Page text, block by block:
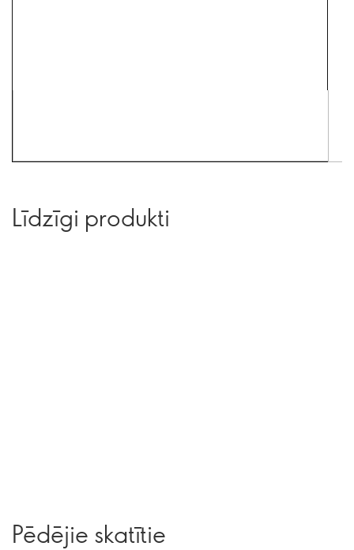
Līdzīgi produkti
Pēdējie skatītie